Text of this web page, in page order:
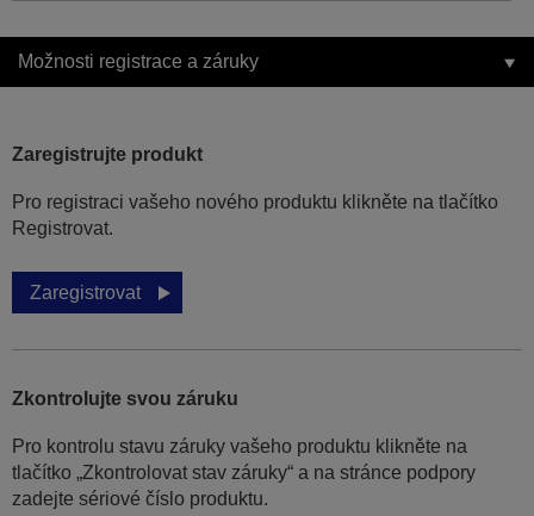
Možnosti registrace a záruky
Zaregistrujte produkt
Pro registraci vašeho nového produktu klikněte na tlačítko
Registrovat.
Zaregistrovat
Zkontrolujte svou záruku
Pro kontrolu stavu záruky vašeho produktu klikněte na
tlačítko „Zkontrolovat stav záruky“ a na stránce podpory
zadejte sériové číslo produktu.